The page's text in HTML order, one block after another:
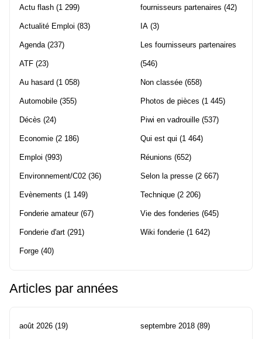
Actu flash (1 299)
Actualité Emploi (83)
Agenda(237)
ATF (23)
Au hasard (1 058)
Automobile (355)
Décès (24)
Economie (2 186)
Emploi (993)
Environnement/C02 (36)
Evènements (1 149)
Fonderie amateur(67)
Fonderie d'art (291)
Forge (40)
fournisseurs partenaires (42)
IA (3)
Les fournisseurs partenaires
(546)
Non classée (658)
Photos de pièces (1 445)
Piwi en vadrouille (537)
Qui est qui (1 464)
Réunions (652)
Selon la presse (2 667)
Technique (2 206)
Vie des fonderies (645)
Wiki fonderie (1 642)
Articles par années
août 2026 (19) septembre 2018 (89)